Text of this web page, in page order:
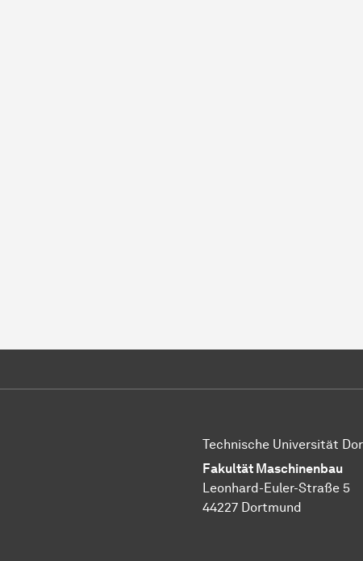
Technische Universität
Fakultät Maschinenbau
Leonhard-Euler-Straße 5
44227 Dortmund